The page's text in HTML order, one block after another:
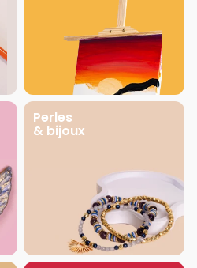
Perles
& bijoux